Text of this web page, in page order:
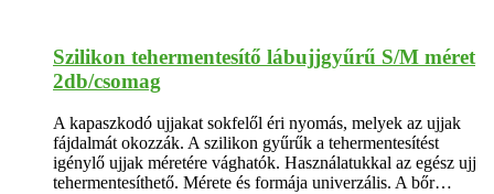
Szilikon tehermentesítő lábujjgyűrű S/M méret
2db/csomag
A kapaszkodó ujjakat sokfelől éri nyomás, melyek az ujjak
fájdalmát okozzák. A szilikon gyűrűk a tehermentesítést
igénylő ujjak méretére vághatók. Használatukkal az egész ujj
tehermentesíthető. Mérete és formája univerzális. A bőr…